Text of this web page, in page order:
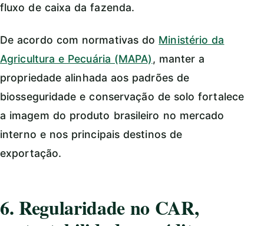
fluxo de caixa da fazenda.
De acordo com normativas do Ministério da
Agricultura e Pecuária (MAPA), manter a
propriedade alinhada aos padrões de
biosseguridade e conservação de solo fortalece
a imagem do produto brasileiro no mercado
interno e nos principais destinos de
exportação.
6. Regularidade no CAR,